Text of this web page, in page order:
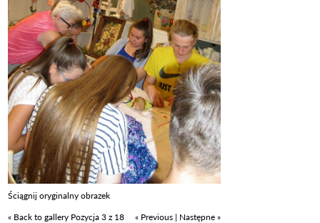
Ściągnij oryginalny obrazek
« Back to gallery Pozycja 3 z 18 « Previous | Następne »